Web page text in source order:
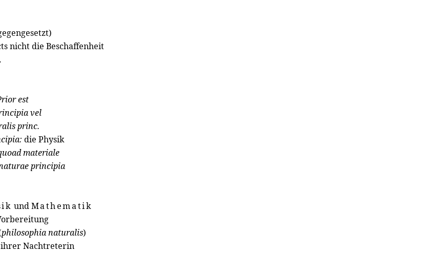
nicht die Beschaffenheit
est
vel
princ.
die Physik
materiale
principia
undMathematik
philosophianaturalis)
ihrer Nachtreterin